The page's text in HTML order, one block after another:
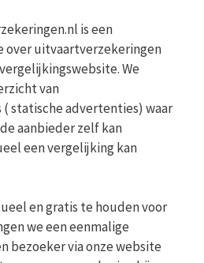
is een
over uitvaartverzekeringen
We
van
statische advertenties) waar
aanbieder zelf kan
een vergelijking kan
en gratis te houden voor
we een eenmalige
bezoeker via onze website